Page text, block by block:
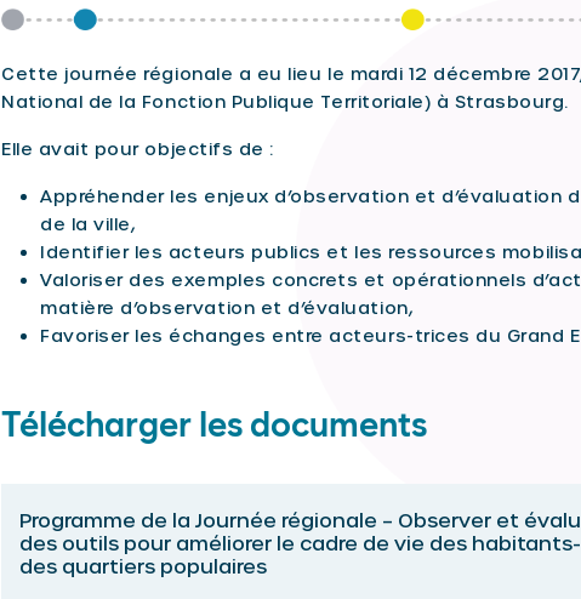
Cette journée régionale a eu lieu le mardi 12 décembre
National de la Fonction Publique Territoriale) à Strasbourg.
Elle avait pour objectifs de :
Appréhender les enjeux d’observation et d’évaluation
de la ville,
Identifier les acteurs publics et les ressources
Valoriser des exemples concrets et opérationnels
matière d’observation et d’évaluation,
Favoriser les échanges entre acteurs-trices du Grand
Télécharger les documents
Programme de la Journée régionale – Observer et
des outils pour améliorer le cadre de vie des
des quartiers populaires